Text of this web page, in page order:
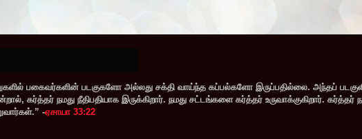
பகைவர்களின் படகுகளோ அல்லது சக்தி வாய்ந்த கப்பல்களோ இருப்பதில்லை. அந்தப்
கர்த்தர் நமது நீதிபதியாக இருக்கிறார். நமது சட்டங்களை கர்த்தர் உருவாக்குகிறார்.
-ஏசாயா 33:22